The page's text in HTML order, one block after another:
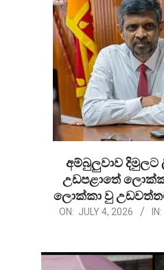
අම්බුලුවාව දිමුලට
උඩපළාතේ
ලොක්කා වු
2026-ON: JULY 4, 2026 IN: